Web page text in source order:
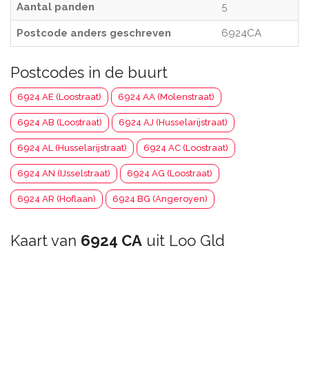
Aantal panden 5
Postcode anders geschreven 6924CA
Postcodes in de buurt
6924 AE (Loostraat) 6924 AA (Molenstraat)
6924 AB (Loostraat) 6924 AJ (Husselarijstraat)
6924 AL (Husselarijstraat) 6924 AC (Loostraat)
6924 AN (IJsselstraat) 6924 AG (Loostraat)
6924 AR (Hoflaan) 6924 BG (Angeroyen)
Kaart van 6924 CA uit Loo Gld